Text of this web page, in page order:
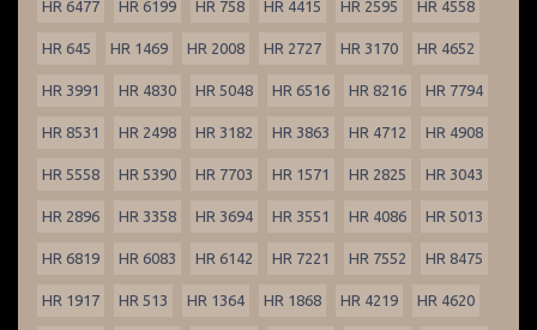
HR 6477 HR 6199 HR 758 HR 4415 HR 2595 HR 4558
HR 645 HR 1469 HR 2008 HR 2727 HR 3170 HR 4652
HR 3991 HR 4830 HR 5048 HR 6516 HR 8216 HR 7794
HR 8531 HR 2498 HR 3182 HR 3863 HR 4712 HR 4908
HR 5558 HR 5390 HR 7703 HR 1571 HR 2825 HR 3043
HR 2896 HR 3358 HR 3694 HR 3551 HR 4086 HR 5013
HR 6819 HR 6083 HR 6142 HR 7221 HR 7552 HR 8475
HR 1917 HR 513 HR 1364 HR 1868 HR 4219 HR 4620